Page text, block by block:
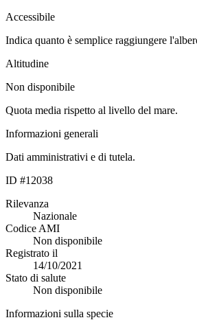
Accessibile
Indica quanto è semplice raggiungere
Altitudine
Non disponibile
Quota media rispetto al livello del mare.
Informazioni generali
Dati amministrativi e di tutela.
ID #12038
Rilevanza
Nazionale
Codice AMI
Non disponibile
Registrato il
14/10/2021
Stato di salute
Non disponibile
Informazioni sulla specie